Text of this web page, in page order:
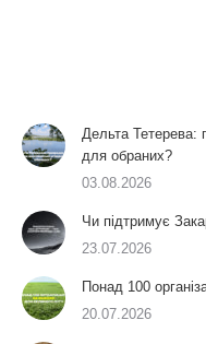
Дельта Тетерева:
для обраних?
03.08.2026
Чи підтримує
23.07.2026
Понад 100
20.07.2026